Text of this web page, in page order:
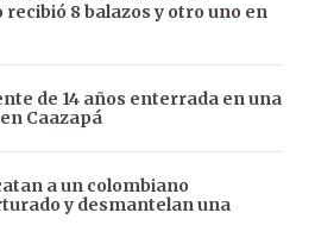
8 balazos y otro uno en
de 14 años enterrada en una
Caazapá
a un colombiano
y desmantelan una